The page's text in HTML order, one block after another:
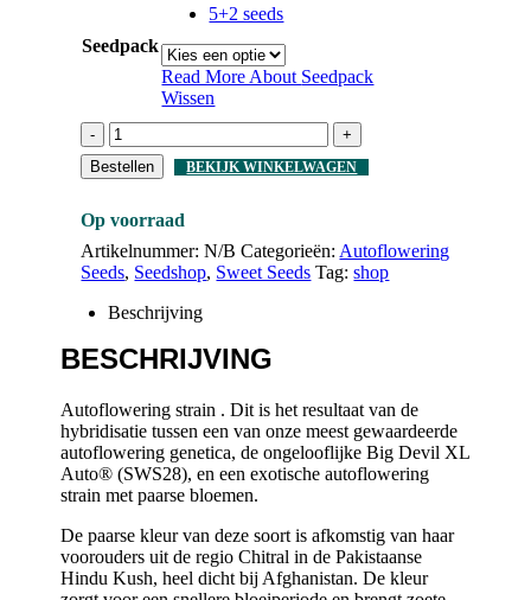
Seedpack
5+2 seeds
Read More About Seedpack
Wissen
-
+
Bestellen
BEKIJK WINKELWAGEN
Op voorraad
Artikelnummer:N/B Categorieën: Autoflowering
Seeds, Seedshop, Sweet Seeds Tag:shop
Beschrijving
BESCHRIJVING
Autoflowering strain . Dit is het resultaat van de
hybridisatie tussen een van onze meest gewaardeerde
autoflowering genetica, de ongelooflijke Big Devil XL
Auto® (SWS28), en een exotische autoflowering
strain met paarse bloemen.
De paarse kleur van deze soort is afkomstig van haar
voorouders uit de regio Chitral in de Pakistaanse
Hindu Kush, heel dicht bij Afghanistan. De kleur